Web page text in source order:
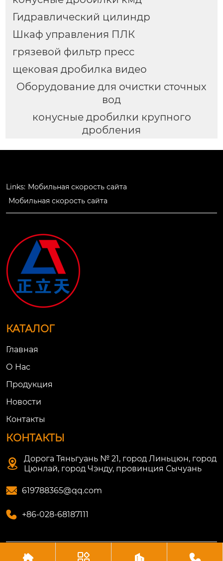
Гидравлический цилиндр
Шкаф управления ПЛК
грязевой фильтр пресс
щековая дробилка видео
Оборудование для очистки сточных
вод
конусные дробилки крупного
дробления
Links: Мобильная скорость сайта
Мобильная скорость сайта
КАТАЛОГ
Главная
О Нac
Продукция
Новости
Контакты
КОНТАКТЫ

Дорога Тяньгуань № 21, город Линьцюн, город
Цюнлай, город Чэнду, провинция Сычуань
 619788365@qq.com
 +86-028-68187111
Авторское право©ООО Цюнлай Литянь
   